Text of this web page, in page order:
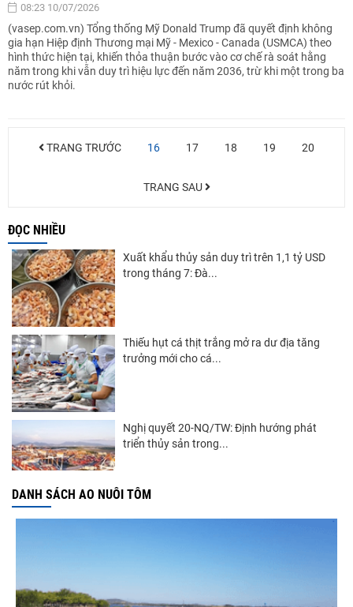
08:23 10/07/2026
(vasep.com.vn) Tổng thống Mỹ Donald Trump đã quyết định không
gia hạn Hiệp định Thương mại Mỹ - Mexico - Canada (USMCA) theo
hình thức hiện tại, khiến thỏa thuận bước vào cơ chế rà soát hằng
năm trong khi vẫn duy trì hiệu lực đến năm 2036, trừ khi một trong ba
nước rút khỏi.
TRANG TRƯỚC 16 17 18 19 20
TRANG SAU
ĐỌC NHIỀU
Xuất khẩu thủy sản duy trì trên 1,1 tỷ USD
trong tháng 7: Đà...
Thiếu hụt cá thịt trắng mở ra dư địa tăng
trưởng mới cho cá...
Nghị quyết 20-NQ/TW: Định hướng phát
triển thủy sản trong...
Thuế Mục 301 và bài toán thích ứng của
DANH SÁCH AO NUÔI TÔM